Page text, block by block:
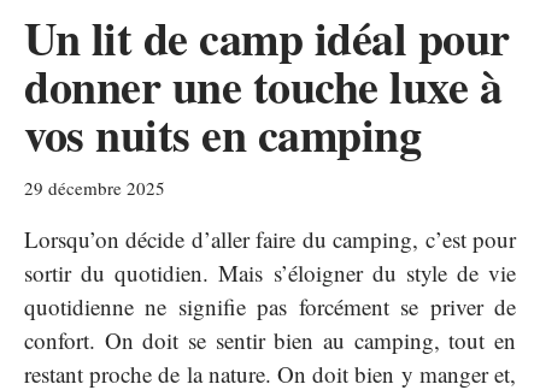
Un lit de camp idéal pour
donner une touche luxe à
vos nuits en camping
29 décembre 2025
Lorsqu’on décide d’aller faire du camping, c’est pour
sortir du quotidien. Mais s’éloigner du style de vie
quotidienne ne signifie pas forcément se priver de
confort. On doit se sentir bien au camping, tout en
restant proche de la nature. On doit bien y manger et,